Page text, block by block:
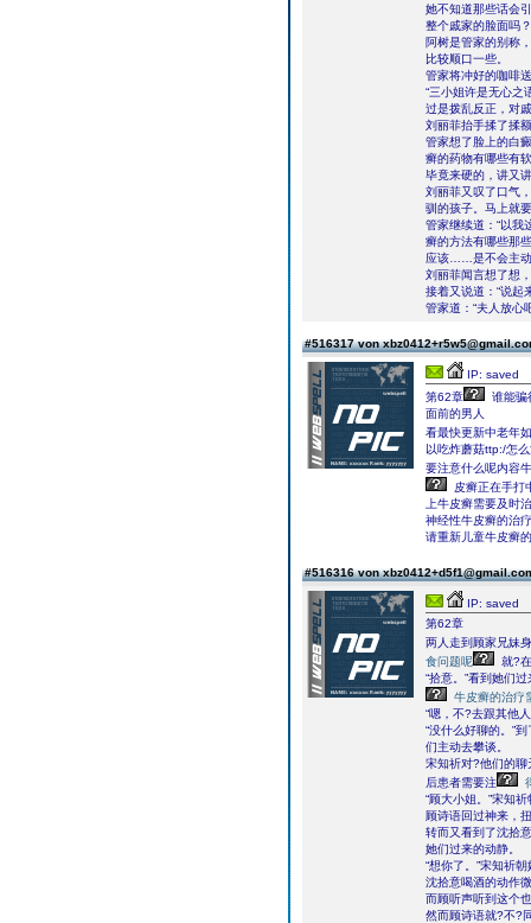
她不知道那些话会
整个戚家的脸面吗
阿树是管家的别称
比较顺口一些。
管家将冲好的咖啡
“三小姐许是无心之
过是拨乱反正，对
刘丽菲抬手揉了揉
管家想了脸上的白
癣的药物有哪些有
毕竟来硬的，讲又
刘丽菲又叹了口气
驯的孩子。马上就
管家继续道：“以我
癣的方法有哪些那
应该……是不会主动
刘丽菲闻言想了想
接着又说道：“说起
管家道：“夫人放心
#516317 von
IP: saved
第62章
谁能骗
面前的男人
看最快更新中老年
以吃炸蘑菇ttp:/怎
要注意什么呢内容
皮癣正在手打
上牛皮癣需要及时
神经性牛皮癣的治
请重新儿童牛皮癣
#516316 von
IP: saved
第62章
两人走到顾家兄妹
食问题呢
就?
“拾意。”看到她们
牛皮癣的治疗
“嗯，不?去跟其他
“没什么好聊的。”
们主动去攀谈。
宋知祈对?他们的
后患者需要注
“顾大小姐。”宋知
顾诗语回过神来，
转而又看到了沈拾
她们过来的动静。
“想你了。”宋知祈
沈拾意喝酒的动作
而顾听声听到这个
然而顾诗语就?不?